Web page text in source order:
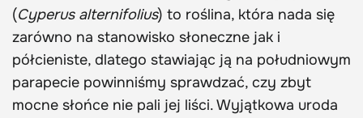
(Cyperus alternifolius) to roślina, która nada się
zarówno na stanowisko słoneczne jak i
półcieniste, dlatego stawiając ją na południowym
parapecie powinniśmy sprawdzać, czy zbyt
mocne słońce nie pali jej liści. Wyjątkowa uroda